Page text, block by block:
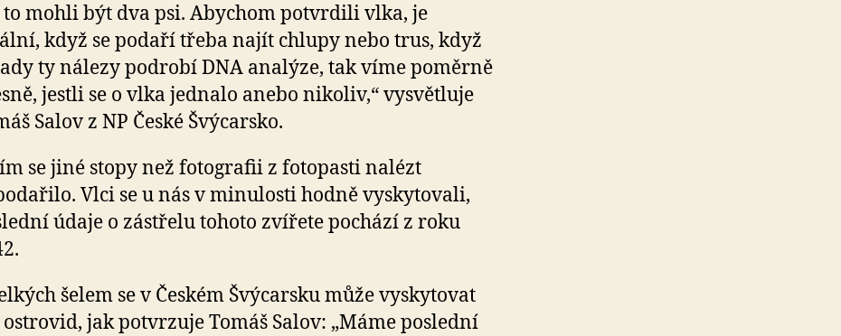
mohli být dva psi. Abychom potvrdili vlka, je
když se podaří třeba najít chlupy nebo trus, když
ty nálezy podrobí DNA analýze, tak víme poměrně
jestli se o vlka jednalo anebo nikoliv,“ vysvětluje
Salov z NP České Švýcarsko.
se jiné stopy než fotografii z fotopasti nalézt
Vlci se u nás v minulosti hodně vyskytovali,
údaje o zástřelu tohoto zvířete pochází z roku
šelem se v Českém Švýcarsku může vyskytovat
jak potvrzuje Tomáš Salov: „Máme poslední